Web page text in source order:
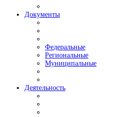
Документы
Федеральные
Региональные
Муниципальные
Деятельность